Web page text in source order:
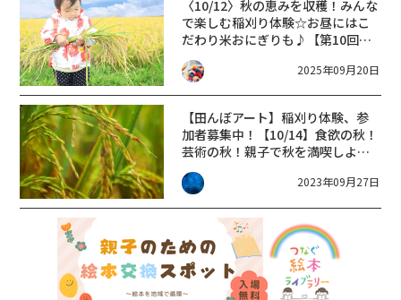
〈10/12〉秋の恵みを収穫！みんな
で楽しむ稲刈り体験☆お昼にはこ
だわり米おにぎりも♪【第10回う
しかい田んぼアート稲刈り体験参
加者募集】甲賀市
2025年09月20日
【田んぼアート】稲刈り体験、参
加者募集中！【10/14】食欲の秋！
芸術の秋！親子で秋を満喫しよう
♪
2023年09月27日